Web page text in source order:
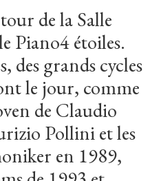
tour delaSalle
Piano4étoiles.
desgrandscycles
le jour, comme
de Claudio
Pollinietles
en 1989,